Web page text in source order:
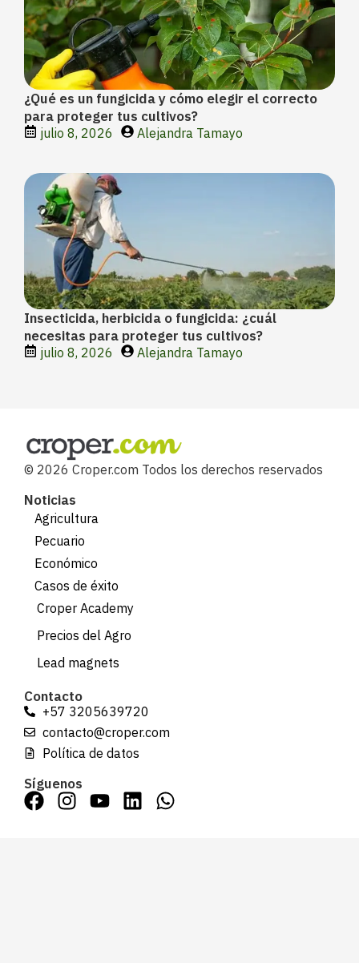
¿Qué es un fungicida y cómo elegir el correcto
para proteger tus cultivos?
julio 8, 2026 Alejandra Tamayo
Insecticida, herbicida o fungicida: ¿cuál
necesitas para proteger tus cultivos?
julio 8, 2026 Alejandra Tamayo
© 2026 Croper.com Todos los derechos reservados
Noticias
Agricultura
Pecuario
Económico
Casos de éxito
Croper Academy
Precios del Agro
Lead magnets
Contacto
+57 3205639720
contacto@croper.com
Política de datos
Síguenos